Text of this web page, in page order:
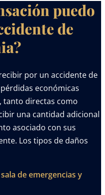
puedo
de
por un accidente de
económicas
tanto directas como
una cantidad adicional
asociado con sus
Los tipos de daños
de emergencias y